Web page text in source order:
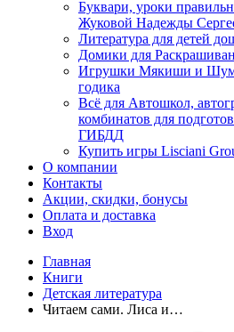
Буквари, уроки
Жуковой Надежды
Литература для детей
Домики для
Игрушки Мякиши и
годика
Всё для Автошкол,
комбинатов для
ГИБДД
Купить игры Lisciani
О компании
Контакты
Акции, скидки, бонусы
Оплата и доставка
Вход
Главная
Книги
Детская литература
Читаем сами. Лиса и…